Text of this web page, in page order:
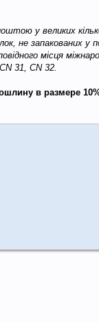
у великих
не запакованих
місця
31, CN 32.
в размере